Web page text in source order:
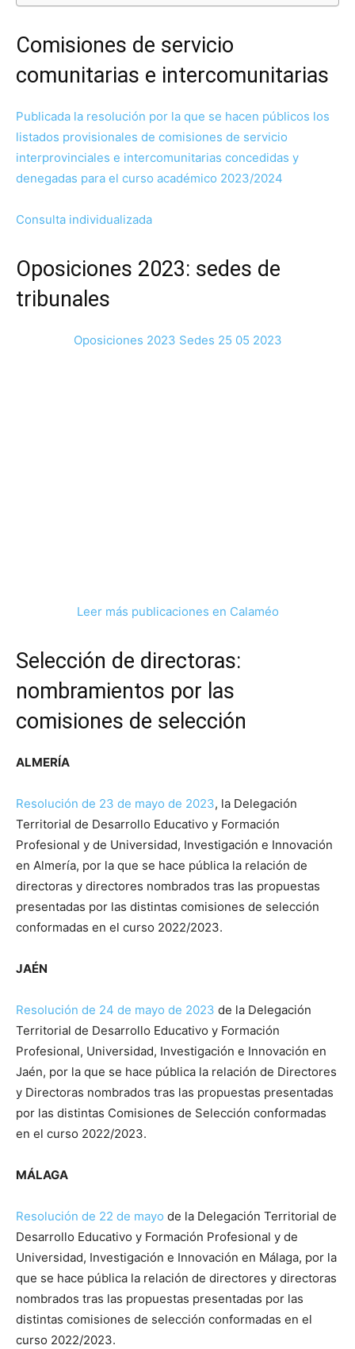
Comisiones de servicio
comunitarias e intercomunitarias
Publicada la resolución por la que se hacen públicos los
listados provisionales de comisiones de servicio
interprovinciales e intercomunitarias concedidas y
denegadas para el curso académico 2023/2024
Consulta individualizada
Oposiciones 2023: sedes de
tribunales
Oposiciones 2023 Sedes 25 05 2023
Leer más publicaciones en Calaméo
Selección de directoras:
nombramientos por las
comisiones de selección
ALMERÍA
Resolución de 23 de mayo de 2023, la Delegación
Territorial de Desarrollo Educativo y Formación
Profesional y de Universidad, Investigación e Innovación
en Almería, por la que se hace pública la relación de
directoras y directores nombrados tras las propuestas
presentadas por las distintas comisiones de selección
conformadas en el curso 2022/2023.
JAÉN
Resolución de 24 de mayo de 2023 de la Delegación
Territorial de Desarrollo Educativo y Formación
Profesional, Universidad, Investigación e Innovación en
Jaén, por la que se hace pública la relación de Directores
y Directoras nombrados tras las propuestas presentadas
por las distintas Comisiones de Selección conformadas
en el curso 2022/2023.
MÁLAGA
Resolución de 22 de mayo de la Delegación Territorial de
Desarrollo Educativo y Formación Profesional y de
Universidad, Investigación e Innovación en Málaga, por la
que se hace pública la relación de directores y directoras
nombrados tras las propuestas presentadas por las
distintas comisiones de selección conformadas en el
curso 2022/2023.